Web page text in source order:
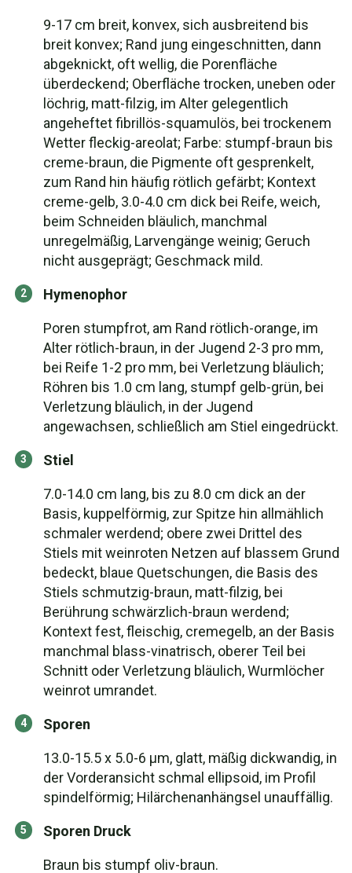
9-17 cm breit, konvex, sich ausbreitend bis
breit konvex; Rand jung eingeschnitten, dann
abgeknickt, oft wellig, die Porenfläche
überdeckend; Oberfläche trocken, uneben oder
löchrig, matt-filzig, im Alter gelegentlich
angeheftet fibrillös-squamulös, bei trockenem
Wetter fleckig-areolat; Farbe: stumpf-braun bis
creme-braun, die Pigmente oft gesprenkelt,
zum Rand hin häufig rötlich gefärbt; Kontext
creme-gelb, 3.0-4.0 cm dick bei Reife, weich,
beim Schneiden bläulich, manchmal
unregelmäßig, Larvengänge weinig; Geruch
nicht ausgeprägt; Geschmack mild.
Hymenophor
Poren stumpfrot, am Rand rötlich-orange, im
Alter rötlich-braun, in der Jugend 2-3 pro mm,
bei Reife 1-2 pro mm, bei Verletzung bläulich;
Röhren bis 1.0 cm lang, stumpf gelb-grün, bei
Verletzung bläulich, in der Jugend
angewachsen, schließlich am Stiel eingedrückt.
Stiel
7.0-14.0 cm lang, bis zu 8.0 cm dick an der
Basis, kuppelförmig, zur Spitze hin allmählich
schmaler werdend; obere zwei Drittel des
Stiels mit weinroten Netzen auf blassem Grund
bedeckt, blaue Quetschungen, die Basis des
Stiels schmutzig-braun, matt-filzig, bei
Berührung schwärzlich-braun werdend;
Kontext fest, fleischig, cremegelb, an der Basis
manchmal blass-vinatrisch, oberer Teil bei
Schnitt oder Verletzung bläulich, Wurmlöcher
weinrot umrandet.
Sporen
13.0-15.5 x 5.0-6 µm, glatt, mäßig dickwandig, in
der Vorderansicht schmal ellipsoid, im Profil
spindelförmig; Hilärchenanhängsel unauffällig.
Sporen Druck
Braun bis stumpf oliv-braun.